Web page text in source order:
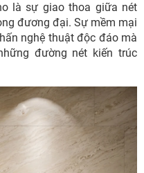
là sự giao thoa giữa nét
đương đại. Sự mềm mại
nghệ thuật độc đáo mà
đường nét kiến trúc